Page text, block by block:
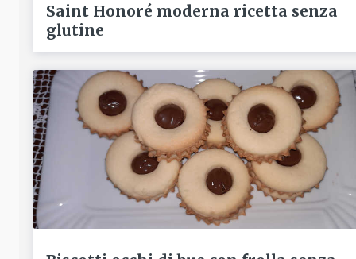
Saint Honoré moderna ricetta senza
glutine